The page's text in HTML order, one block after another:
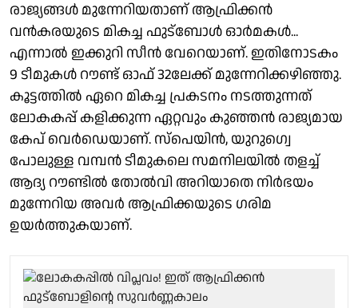
രാജ്യങ്ങൾ മുന്നേറിയതാണ് ആഫ്രിക്കൻ
വൻകരയുടെ മികച്ച ഫുട്ബോൾ ഓർമകൾ...
എന്നാൽ ഇക്കുറി സീൻ വേറെയാണ്. ഇതിനോടകം
9 ടീമുകൾ റൗണ്ട് ഓഫ് 32ലേക്ക് മുന്നേറിക്കഴിഞ്ഞു.
കൂട്ടത്തിൽ ഏറെ മികച്ച പ്രകടനം നടത്തുന്നത്
ലോകകപ്പ് കളിക്കുന്ന ഏറ്റവും കുഞ്ഞൻ രാജ്യമായ
കേപ് വെർഡെയാണ്. സ്പെയിൻ, യുറുഗ്വെ
പോലുള്ള വമ്പൻ ടീമുകലെ സമനിലയിൽ തളച്ച്
ആദ്യ റൗണ്ടിൽ തോൽവി അറിയാതെ നിർഭയം
മുന്നേറിയ അവർ ആഫ്രിക്കയുടെ ഗരിമ
ഉയർത്തുകയാണ്.